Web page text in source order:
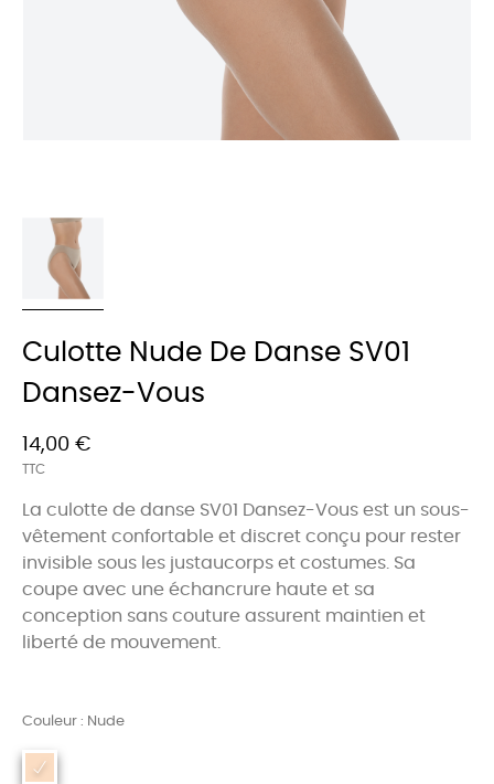
Culotte Nude De Danse SV01
Dansez-Vous
14,00 €
TTC
La culotte de danse SV01 Dansez-Vous est un sous-
vêtement confortable et discret conçu pour rester
invisible sous les justaucorps et costumes. Sa
coupe avec une échancrure haute et sa
conception sans couture assurent maintien et
liberté de mouvement.
Couleur : Nude